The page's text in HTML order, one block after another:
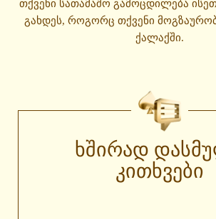
თქვენი სათამაშო გამოცდილება
გახდეს, როგორც თქვენი
ქალაქში.
ხშირად
კითხვები